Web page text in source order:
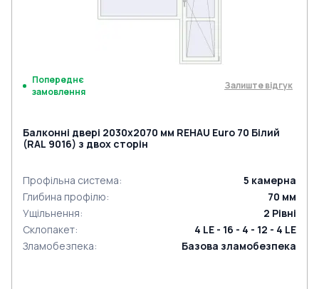
Попереднє
замовлення
Залиште відгук
Балконні двері 2030x2070 мм REHAU Euro 70 Білий
(RAL 9016) з двох сторін
Профільна система: 5 камерна
Глибина профілю: 70 мм
Ущільнення: 2 Рівні
Склопакет:
4 LE - 16 - 4 - 12 - 4 LE
Зламобезпека: Базова зламобезпека